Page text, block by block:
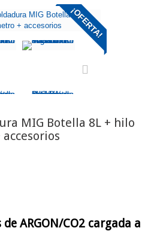
¡OFERTA!
MIG Botella 8L + hilo
ARGON/CO2 cargada a